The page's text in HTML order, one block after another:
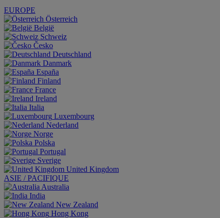
EUROPE
Österreich
België
Schweiz
Česko
Deutschland
Danmark
España
Finland
France
Ireland
Italia
Luxembourg
Nederland
Norge
Polska
Portugal
Sverige
United Kingdom
ASIE / PACIFIQUE
Australia
India
New Zealand
Hong Kong